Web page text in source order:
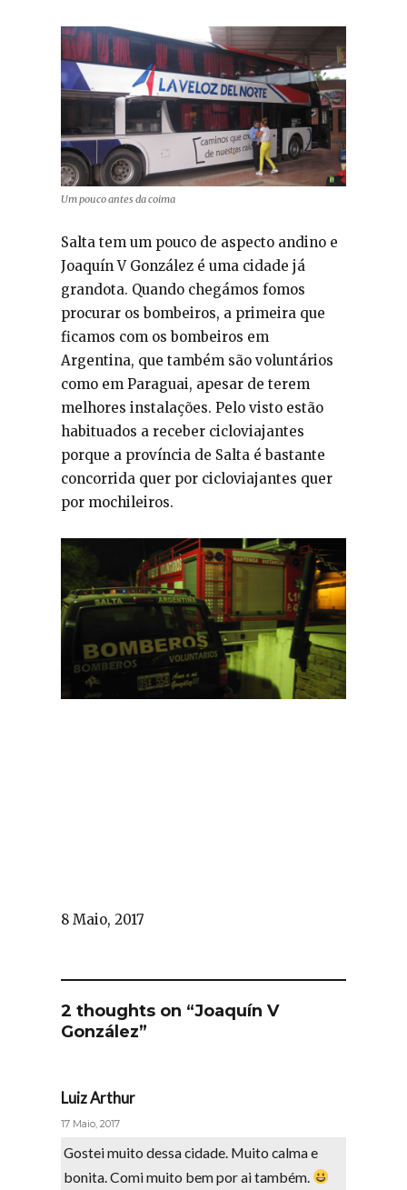
Um pouco antes da coima
Salta tem um pouco de aspecto andino e
Joaquín V González é uma cidade já
grandota. Quando chegámos fomos
procurar os bombeiros, a primeira que
ficamos com os bombeiros em
Argentina, que também são voluntários
como em Paraguai, apesar de terem
melhores instalações. Pelo visto estão
habituados a receber cicloviajantes
porque a província de Salta é bastante
concorrida quer por cicloviajantes quer
por mochileiros.
8 Maio, 2017
2 thoughts on “Joaquín V
González”
Luiz Arthur
17 Maio, 2017
Gostei muito dessa cidade. Muito calma e
bonita. Comi muito bem por ai também.